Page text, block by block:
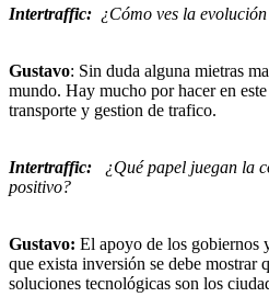
Intertraffic: ¿Cómo ves la
Gustavo: Sin duda alguna mietras
mundo. Hay mucho por hacer en
transporte y gestion de trafico.
Intertraffic:
¿Qué papel juegan la
positivo?
Gustavo: El apoyo de los gobiernos
que exista inversión se debe mostrar
soluciones tecnológicas son los